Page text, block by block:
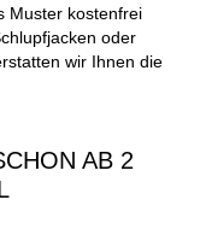
Muster kostenfrei
oder
wir Ihnen die
AB 2